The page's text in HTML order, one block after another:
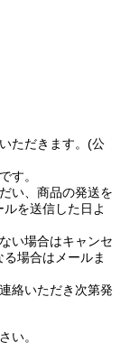
ただきます。(公
す。
い、商品の発送を
を送信した日よ
い場合はキャンセ
場合はメールま
絡いただき次第発
い。